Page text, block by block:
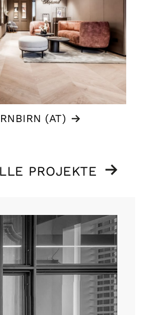
(AT)
PROJEKTE